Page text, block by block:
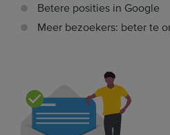
Betere posities in Google
Meer bezoekers: beter te